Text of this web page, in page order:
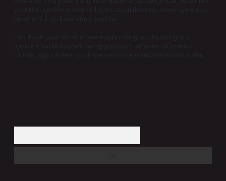
yazdıkları içeriklerin sorumluluğunu taşımakta olup, siteye üye olarak
içerikleri,
halinde, ilgili içerikler yasal süre içerisinde sitemizden kaldırılacaktır.